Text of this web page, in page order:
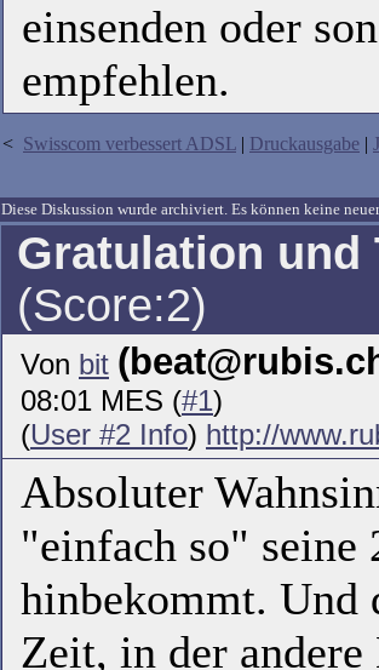
einsenden oder
empfehlen.
< Swisscom verbessert ADSL | Druckausgabe |
Diese Diskussion wurde archiviert. Es können keine
Gratulation und
(Score:2)
Von bit
08:01 MES (#1)
(User #2 Info) http://
Absoluter
"einfach so"
hinbekommt. Und
Zeit, in der